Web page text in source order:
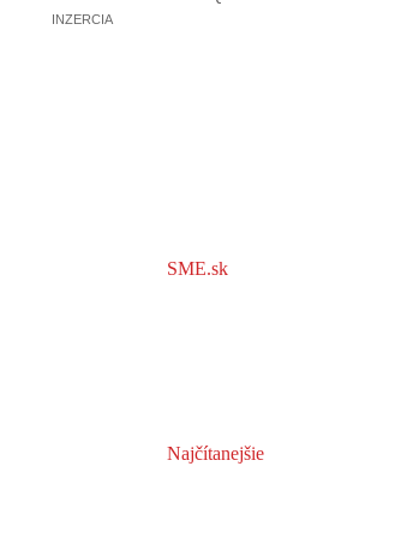
INZERCIA
SME.sk
Najčítanejšie